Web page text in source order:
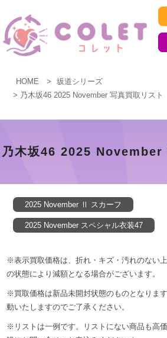
ン
テ
キ
プ
HOME
坂道シリーズ
乃木坂46 2025 November 写真買取リスト
木
46
2025
November
写
真
買
取
乃木坂46 2025 November
2025 November Ⅱ スカーフ
2025 November スペシャル衣装47
※表示買取価格は、折れ・キズ・汚れのない
の状態により減額となる場合がございます。
※買取価格は新品未開封状態のものとなりま
動いたしますのでご了承ください。
※リストは一例です。リストにない商品も高